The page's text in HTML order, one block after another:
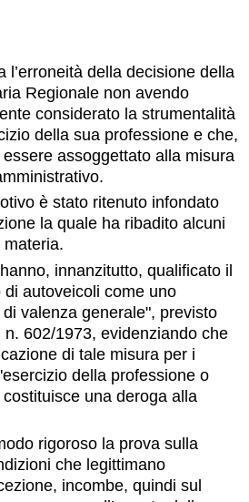
l’erroneità della decisione della
Regionale non avendo
considerato la strumentalità
della sua professione e che,
assoggettato alla misura
è stato ritenuto infondato
la quale ha ribadito alcuni
innanzitutto, qualificato il
autoveicoli come uno
valenza generale", previsto
n. 602/1973, evidenziando che
di tale misura per i
della professione o
una deroga alla
rigoroso la prova sulla
che legittimano
incombe, quindi sul